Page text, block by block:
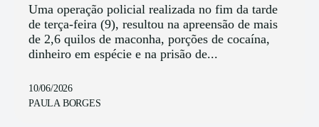
Uma operação policial realizada no fim da tarde
de terça-feira (9), resultou na apreensão de mais
de 2,6 quilos de maconha, porções de cocaína,
dinheiro em espécie e na prisão de...
10/06/2026
PAULA BORGES